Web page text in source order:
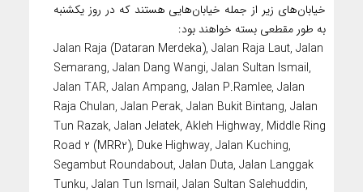
خیابان‌های زیر از جمله خیابان‌هایی هستند که در روز یکشنبه
به طور مقطعی بسته خواهند بود:
Jalan Raja (Dataran Merdeka), Jalan Raja Laut, Jalan
Semarang, Jalan Dang Wangi, Jalan Sultan Ismail,
Jalan TAR, Jalan Ampang, Jalan P.Ramlee, Jalan
Raja Chulan, Jalan Perak, Jalan Bukit Bintang, Jalan
Tun Razak, Jalan Jelatek, Akleh Highway, Middle Ring
Road 2 (MRR2), Duke Highway, Jalan Kuching,
Segambut Roundabout, Jalan Duta, Jalan Langgak
Tunku, Jalan Tun Ismail, Jalan Sultan Salehuddin,